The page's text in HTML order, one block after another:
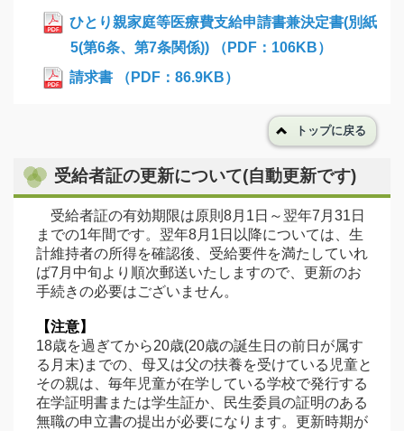
ひとり親家庭等医療費支給申請書兼決定書(別紙
5(第6条、第7条関係)) （PDF：106KB）
請求書 （PDF：86.9KB）
トップに戻る
受給者証の更新について(自動更新です)
受給者証の有効期限は原則8月1日～翌年7月31日
までの1年間です。翌年8月1日以降については、生
計維持者の所得を確認後、受給要件を満たしていれ
ば7月中旬より順次郵送いたしますので、更新のお
手続きの必要はございません。
【注意】
18歳を過ぎてから20歳(20歳の誕生日の前日が属す
る月末)までの、母又は父の扶養を受けている児童と
その親は、毎年児童が在学している学校で発行する
在学証明書または学生証か、民生委員の証明のある
無職の申立書の提出が必要になります。更新時期が